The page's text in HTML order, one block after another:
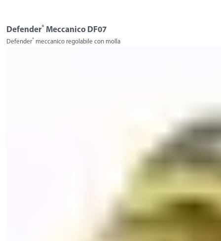
Defender® Meccanico DF07
Defender® meccanico regolabile con molla